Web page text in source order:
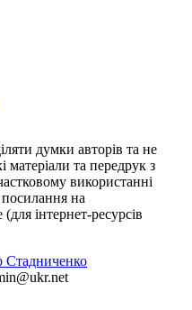
думки авторів та не
матеріали та передрук з
використанні
посилання на
інтернет-ресурсів
Стадниченко